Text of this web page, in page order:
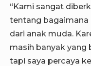
“Kami sangat
tentang
dari anak muda.
masih banyak yang
tapi saya percaya